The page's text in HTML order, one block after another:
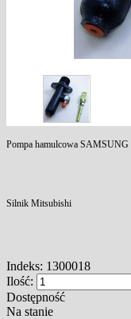
Pompa hamulcowa
Silnik Mitsubishi
Indeks: 1300018
Ilość:
Dostępność
Na stanie